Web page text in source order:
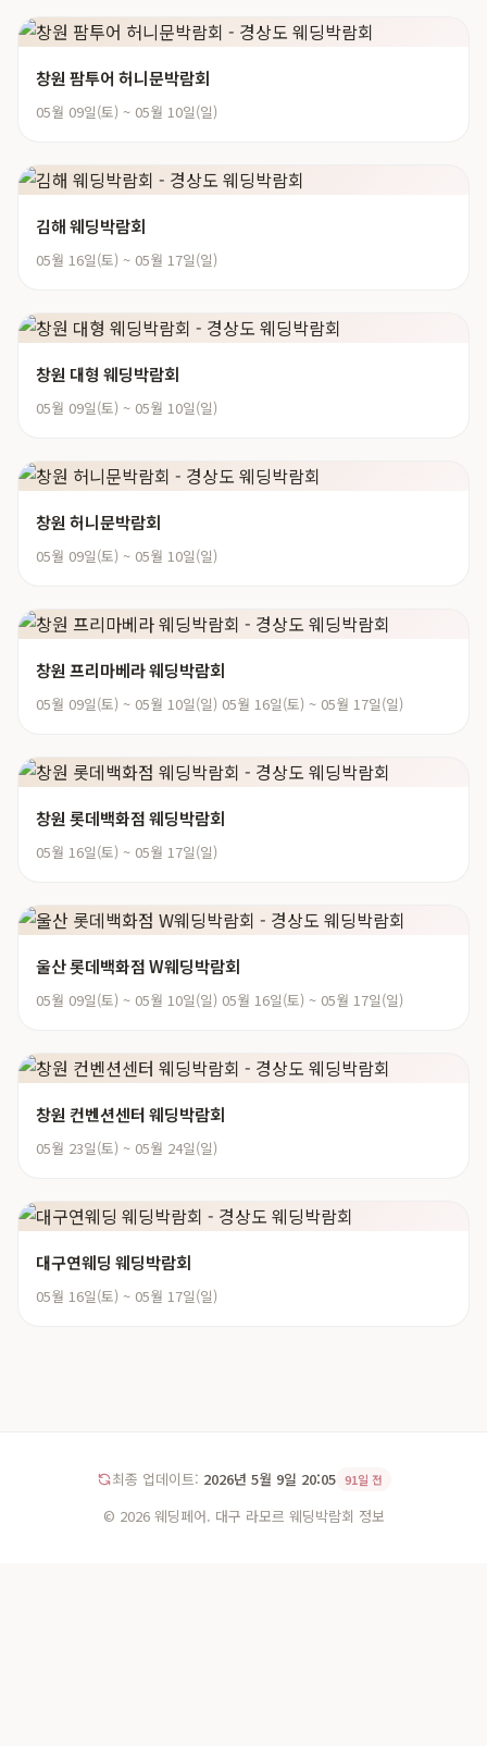
창원 팜투어 허니문박람회
05월 09일(토) ~ 05월 10일(일)
김해 웨딩박람회
05월 16일(토) ~ 05월 17일(일)
창원 대형 웨딩박람회
05월 09일(토) ~ 05월 10일(일)
창원 허니문박람회
05월 09일(토) ~ 05월 10일(일)
창원 프리마베라 웨딩박람회
05월 09일(토) ~ 05월 10일(일) 05월 16일(토) ~ 05월 17일(일)
창원 롯데백화점 웨딩박람회
05월 16일(토) ~ 05월 17일(일)
울산 롯데백화점 W웨딩박람회
05월 09일(토) ~ 05월 10일(일) 05월 16일(토) ~ 05월 17일(일)
창원 컨벤션센터 웨딩박람회
05월 23일(토) ~ 05월 24일(일)
대구연웨딩 웨딩박람회
05월 16일(토) ~ 05월 17일(일)
최종 업데이트: 2026년 5월 9일 20:05 91일 전
© 2026 웨딩페어. 대구 라모르 웨딩박람회 정보